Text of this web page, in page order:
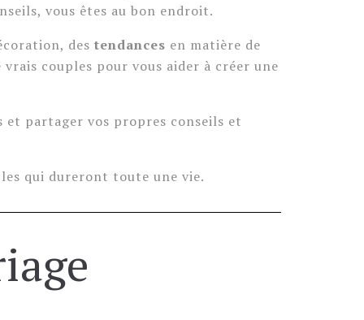
vous êtes au bon endroit.
des tendances en matière de
couples pour vous aider à créer une
partager vos propres conseils et
qui dureront toute une vie.